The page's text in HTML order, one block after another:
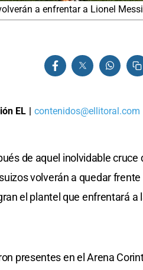
a enfrentar a Lionel
EL | contenidos@ellitoral.com
de aquel inolvidable cruce
volverán a quedar
el plantel que enfrentará a
presentes en el Arena